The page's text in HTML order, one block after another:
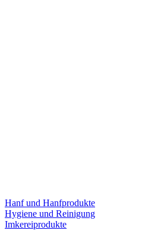
Hanf und Hanfprodukte
Hygiene und Reinigung
Imkereiprodukte